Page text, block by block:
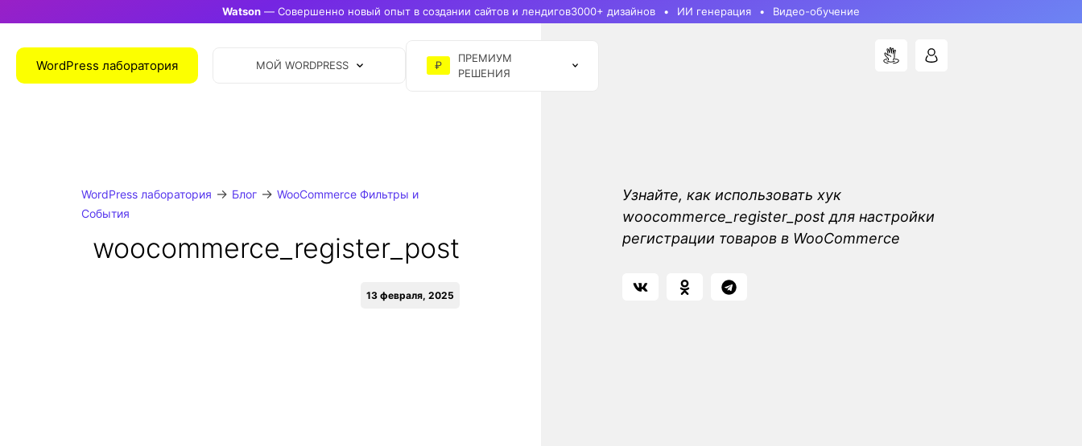
Watson — Совершенно новый опыт в создании сайтов и лендигов3000+ дизайнов ИИ генерация Видео-обучение
WordPress лаборатория МОЙ WORDPRESS ₽
ПРЕМИУМ
РЕШЕНИЯ
WordPress лаборатория → Блог→ WooCommerce Фильтры и
События
woocommerce_register_post
13 февраля, 2025
Узнайте, как использовать хук
woocommerce_register_post для настройки
регистрации товаров в WooCommerce